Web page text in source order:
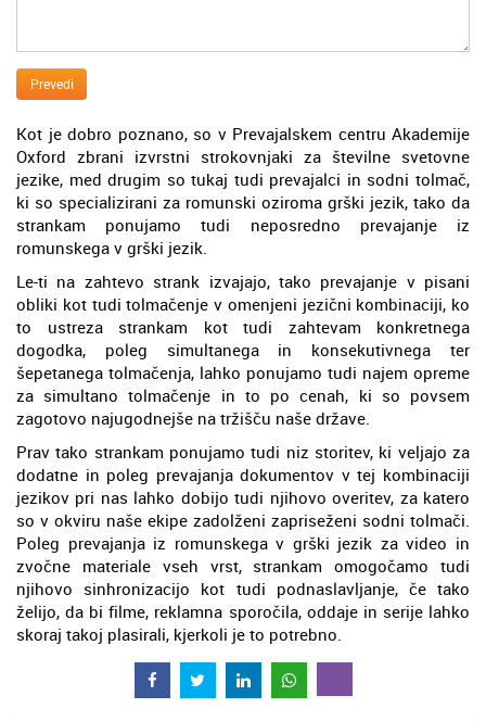
Prevedi
Kot je dobro poznano, so v Prevajalskem centru Akademije
Oxford zbrani izvrstni strokovnjaki za številne svetovne
jezike, med drugim so tukaj tudi prevajalci in sodni tolmač,
ki so specializirani za romunski oziroma grški jezik, tako da
strankam ponujamo tudi neposredno prevajanje iz
romunskega v grški jezik.
Le-ti na zahtevo strank izvajajo, tako prevajanje v pisani
obliki kot tudi tolmačenje v omenjeni jezični kombinaciji, ko
to ustreza strankam kot tudi zahtevam konkretnega
dogodka, poleg simultanega in konsekutivnega ter
šepetanega tolmačenja, lahko ponujamo tudi najem opreme
za simultano tolmačenje in to po cenah, ki so povsem
zagotovo najugodnejše na tržišču naše države.
Prav tako strankam ponujamo tudi niz storitev, ki veljajo za
dodatne in poleg prevajanja dokumentov v tej kombinaciji
jezikov pri nas lahko dobijo tudi njihovo overitev, za katero
so v okviru naše ekipe zadolženi zapriseženi sodni tolmači.
Poleg prevajanja iz romunskega v grški jezik za video in
zvočne materiale vseh vrst, strankam omogočamo tudi
njihovo sinhronizacijo kot tudi podnaslavljanje, če tako
želijo, da bi filme, reklamna sporočila, oddaje in serije lahko
skoraj takoj plasirali, kjerkoli je to potrebno.